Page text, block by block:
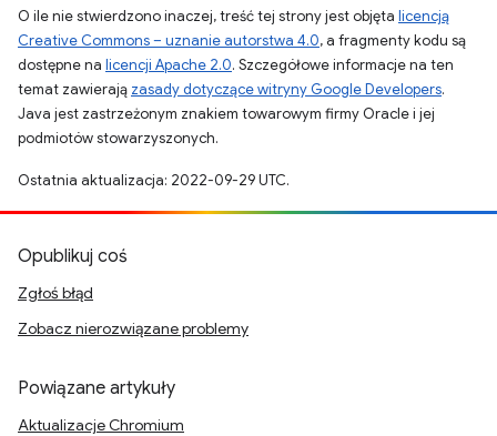
O ile nie stwierdzono inaczej, treść tej strony jest objęta licencją
Creative Commons – uznanie autorstwa 4.0, a fragmenty kodu są
dostępne na licencji Apache 2.0. Szczegółowe informacje na ten
temat zawierają zasady dotyczące witryny Google Developers.
Java jest zastrzeżonym znakiem towarowym firmy Oracle i jej
podmiotów stowarzyszonych.
Ostatnia aktualizacja: 2022-09-29 UTC.
Opublikuj coś
Zgłoś błąd
Zobacz nierozwiązane problemy
Powiązane artykuły
Aktualizacje Chromium